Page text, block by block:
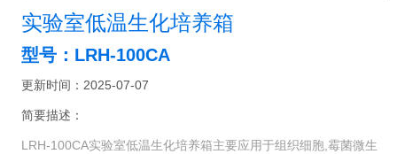
实验室低温生化培养箱
型号：LRH-100CA
更新时间：2025-07-07
简要描述：
LRH-100CA实验室低温生化培养箱主要应用于组织细胞,霉菌微生